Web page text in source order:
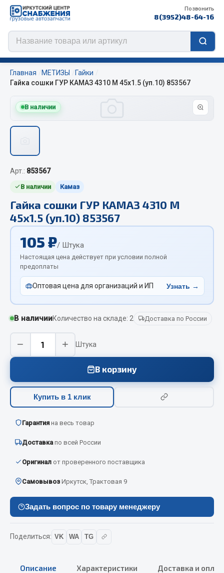
Позвонить
8(3952)48-64-16
Цепи противоскольжения
QITONG
Отопители салона, подогреватели
Автономные воздушные отопители
Жидкостные подогреватели
Отопители салона
Подогреватели тосола
Весь раздел
Автотовары
Автокаталоги
Аксессуары автомобильные
Брызговики
Вентиляторы кабины
Весь раздел
Охладжающие жидкости
Главная МЕТИЗЫ
Гайки
Гайка сошки ГУР КАМАЗ 4310 М 45х1.5 (уп.10) 853567
В наличии
Арт.: 853567
В наличии Камаз
Гайка сошки ГУР КАМАЗ 4310 М
45х1.5 (уп.10) 853567
105 ₽/ Штука
Настоящая цена действует при условии полной
предоплаты
Оптовая цена для организаций и ИП Узнать →
В наличииКоличество на складе: 2 Доставка по России
− + Штука
В корзину
Купить в 1 клик
Гарантия на весь товар
Доставка по всей России
Оригинал от проверенного поставщика
Самовывоз Иркутск, Трактовая 9
Задать вопрос по товару менеджеру
Поделиться: VK WA TG
Описание Характеристики Доставка и